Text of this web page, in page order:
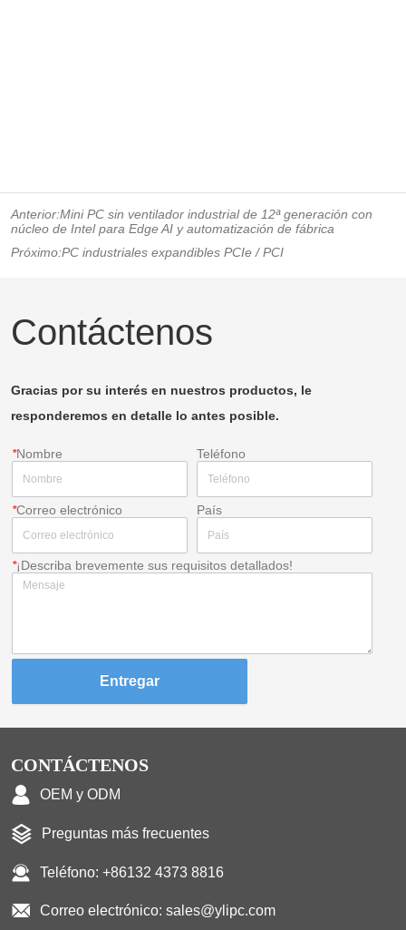
Anterior:Mini PC sin ventilador industrial de 12ª generación con
núcleo de Intel para Edge AI y automatización de fábrica
Próximo:PC industriales expandibles PCIe / PCI
Contáctenos
Gracias por su interés en nuestros productos, le
responderemos en detalle lo antes posible.
*Nombre Teléfono
*Correo electrónico País
*¡Describa brevemente sus requisitos detallados!
Entregar
CONTÁCTENOS
OEM y ODM
Preguntas más frecuentes
Teléfono: +86132 4373 8816
Correo electrónico: sales@ylipc.com